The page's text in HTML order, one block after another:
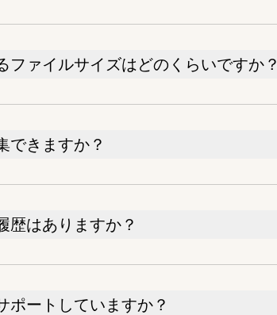
ファイルサイズはどのくらいですか？
できますか？
歴はありますか？
ポートしていますか？